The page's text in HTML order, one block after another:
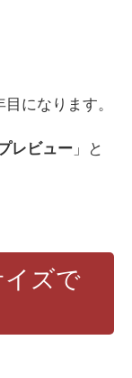
になります。
レビュー 」と
イズで